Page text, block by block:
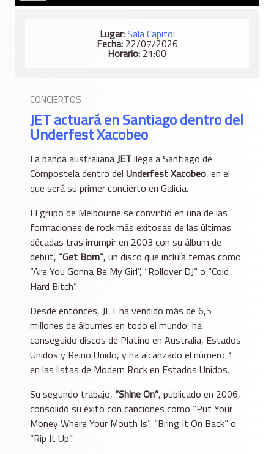
Lugar:Sala Capitol
Fecha:22/07/2026
Horario: 21:00
CONCIERTOS
JET actuará en Santiago dentro del
Underfest Xacobeo
La banda australianaJETllega a Santiago de
Compostela dentro del Underfest Xacobeo, en el
que será su primer concierto en Galicia.
El grupo de Melbourne se convirtió en una de las
formaciones de rock más exitosas de las últimas
décadas tras irrumpir en 2003 con su álbum de
debut, “Get Born”, un disco que incluía temas como
“Are You Gonna Be My Girl”, “Rollover DJ” o “Cold
Hard Bitch”.
Desde entonces, JET ha vendido más de 6,5
millones de álbumes en todo el mundo, ha
conseguido discos de Platino en Australia, Estados
Unidos y Reino Unido, y ha alcanzado el número 1
en las listas de Modern Rock en Estados Unidos.
Su segundo trabajo, “Shine On”, publicado en 2006,
consolidó su éxito con canciones como “Put Your
Money Where Your Mouth Is”, “Bring It On Back” o
“Rip It Up”.